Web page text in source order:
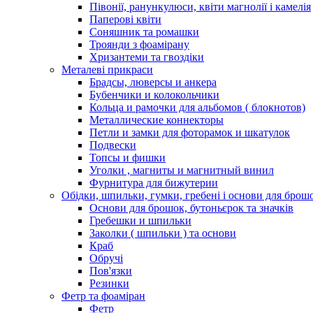
Півонії, ранункулюси, квіти магнолії і камелія
Паперові квіти
Соняшник та ромашки
Троянди з фоамірану
Хризантеми та гвоздіки
Металеві прикраси
Брадсы, люверсы и анкера
Бубенчики и колокольчики
Кольца и рамочки для альбомов ( блокнотов)
Металлические коннекторы
Петли и замки для фоторамок и шкатулок
Подвески
Топсы и фишки
Уголки , магниты и магнитный винил
Фурнитура для бижутерии
Обідки, шпильки, гумки, гребені і основи для
Основи для брошок, бутоньєрок та значків
Гребешки и шпильки
Заколки ( шпильки ) та основи
Краб
Обручі
Пов'язки
Резинки
Фетр та фоаміран
Фетр